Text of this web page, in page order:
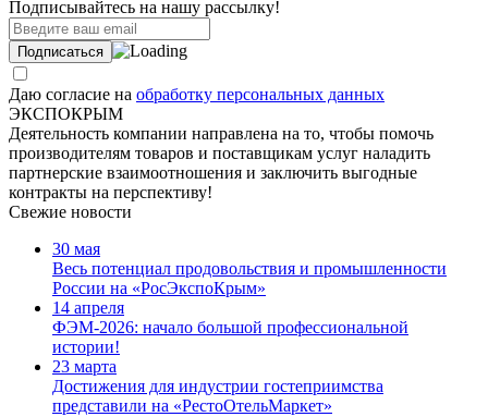
Подписывайтесь на нашу рассылку!
Даю согласие на обработку персональных данных
ЭКСПОКРЫМ
Деятельность компании направлена на то, чтобы помочь
производителям товаров и поставщикам услуг наладить
партнерские взаимоотношения и заключить выгодные
контракты на перспективу!
Свежие новости
30 мая
Весь потенциал продовольствия и промышленности
России на «РосЭкспоКрым»
14 апреля
ФЭМ-2026: начало большой профессиональной
истории!
23 марта
Достижения для индустрии гостеприимства
представили на «РестоОтельМаркет»